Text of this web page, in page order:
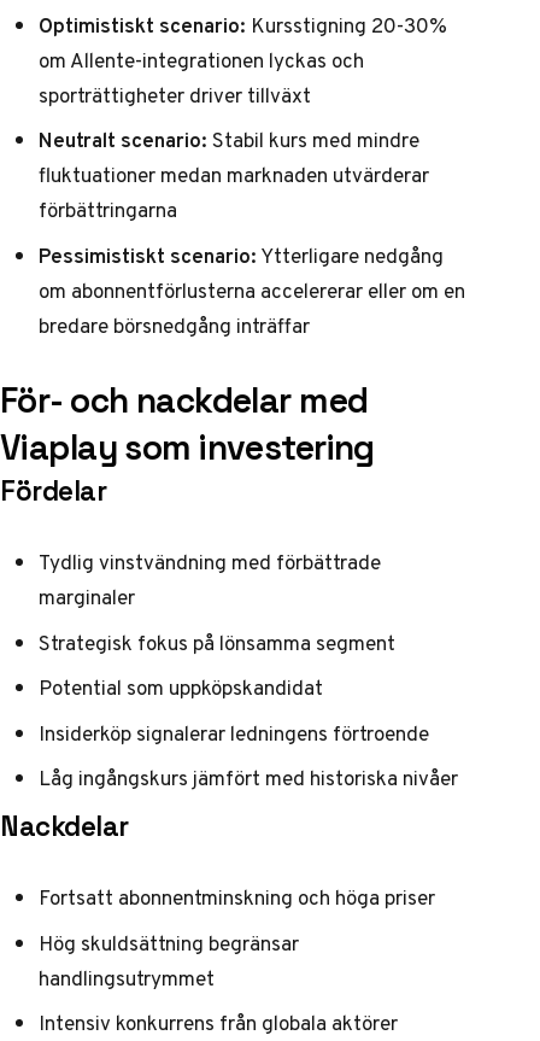
Optimistiskt scenario: Kursstigning 20-30%
om Allente-integrationen lyckas och
sporträttigheter driver tillväxt
Neutralt scenario:Stabil kurs med mindre
fluktuationer medan marknaden utvärderar
förbättringarna
Pessimistiskt scenario:Ytterligare nedgång
om abonnentförlusterna accelererar eller om en
bredare börsnedgång inträffar
För- och nackdelar med
Viaplay som investering
Fördelar
Tydlig vinstvändning med förbättrade
marginaler
Strategisk fokus på lönsamma segment
Potential som uppköpskandidat
Insiderköp signalerar ledningens förtroende
Låg ingångskurs jämfört med historiska nivåer
Nackdelar
Fortsatt abonnentminskning och höga priser
Hög skuldsättning begränsar
handlingsutrymmet
Intensiv konkurrens från globala aktörer